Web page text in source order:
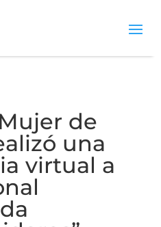
de
una
virtual a